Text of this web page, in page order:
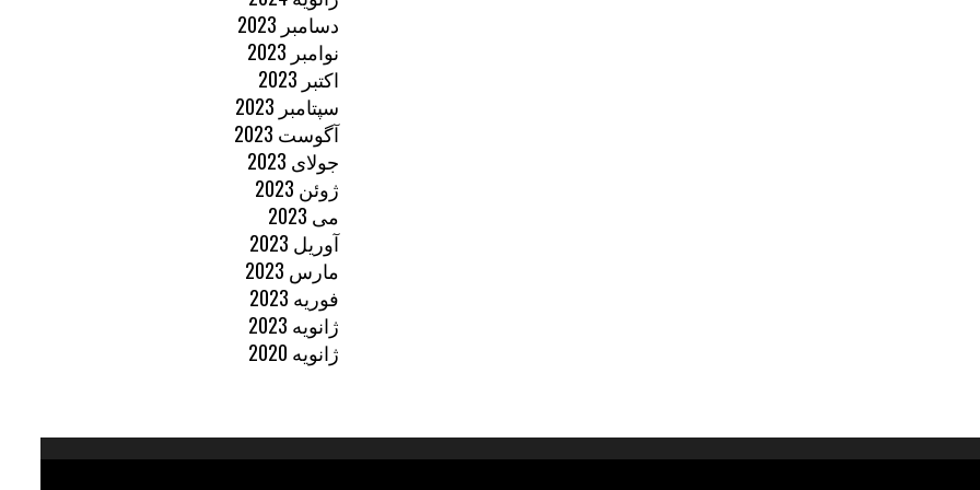
دسامبر 2023
نوامبر 2023
اکتبر 2023
سپتامبر 2023
آگوست 2023
جولای 2023
ژوئن 2023
می 2023
آوریل 2023
مارس 2023
فوریه 2023
ژانویه 2023
ژانویه 2020